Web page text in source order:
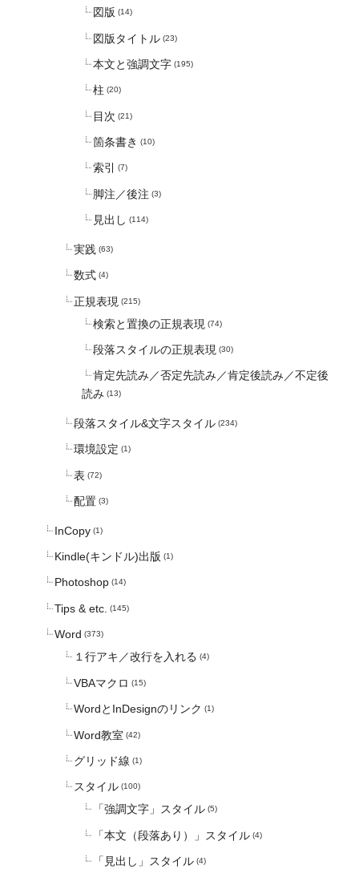
図版 (14)
図版タイトル (23)
本文と強調文字 (195)
柱 (20)
目次 (21)
箇条書き (10)
索引 (7)
脚注／後注 (3)
見出し (114)
実践 (63)
数式 (4)
正規表現 (215)
検索と置換の正規表現 (74)
段落スタイルの正規表現 (30)
肯定先読み／否定先読み／肯定後読み／不定後
読み (13)
段落スタイル&文字スタイル (234)
環境設定 (1)
表 (72)
配置 (3)
InCopy (1)
Kindle(キンドル)出版 (1)
Photoshop (14)
Tips & etc. (145)
Word (373)
１行アキ／改行を入れる (4)
VBAマクロ (15)
WordとInDesignのリンク (1)
Word教室 (42)
グリッド線 (1)
スタイル (100)
「強調文字」スタイル (5)
「本文（段落あり）」スタイル (4)
「見出し」スタイル (4)